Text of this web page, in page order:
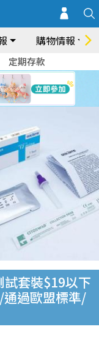
購物情報
定期存款
試套裝$19以下
過歐盟標準/